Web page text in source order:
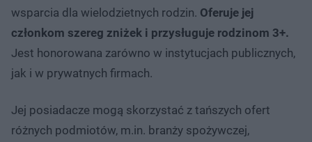
wsparcia dla wielodzietnych rodzin. Oferuje jej
członkom szereg zniżek i przysługuje rodzinom 3+.
Jest honorowana zarówno w instytucjach publicznych,
jak i w prywatnych firmach.
Jej posiadacze mogą skorzystać z tańszych ofert
różnych podmiotów, m.in. branży spożywczej,